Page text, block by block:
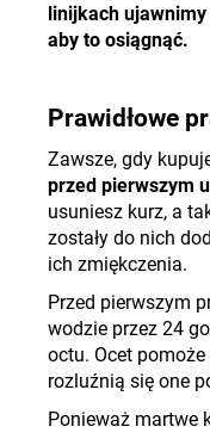
linijkach
aby to osiągnąć.
Prawidłowe
Zawsze, gdy
przed pierwszym
usuniesz kurz, a
zostały do nich
ich zmiękczenia.
Przed pierwszym
wodzie przez 24
octu. Ocet
rozluźnią się one
Ponieważ martwe